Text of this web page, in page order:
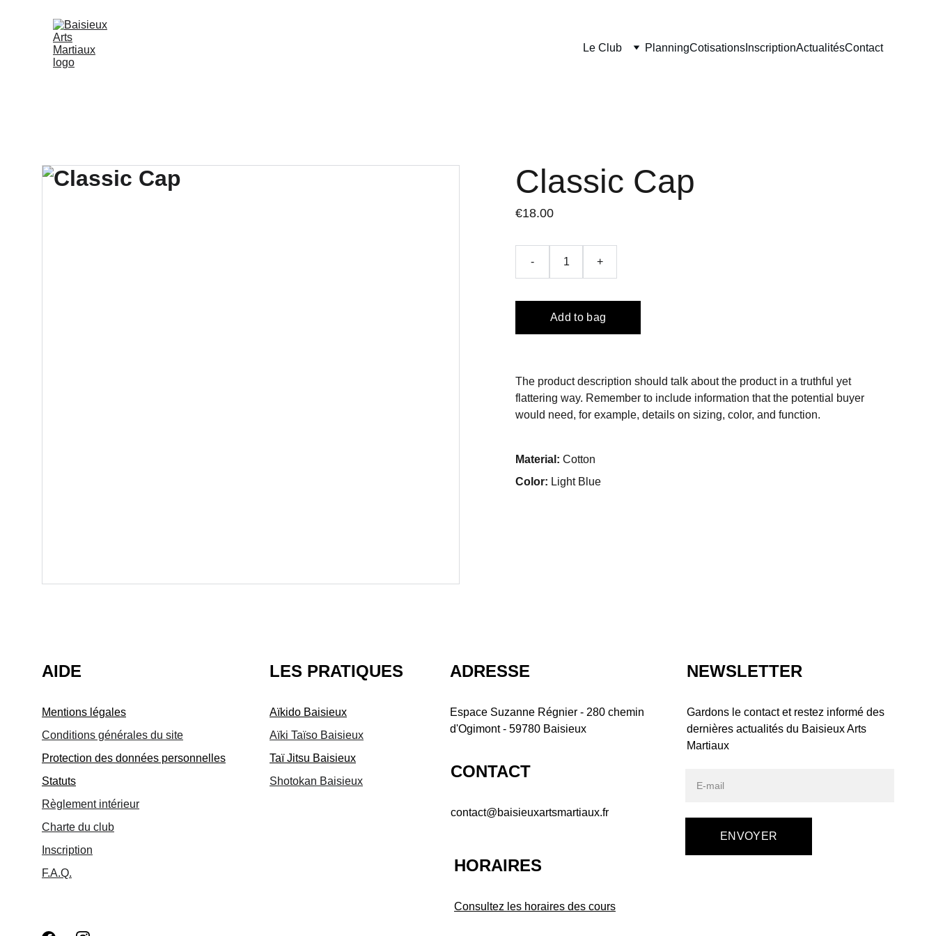
Le Club PlanningCotisations InscriptionActualitésContact
Classic Cap
€18.00
- +
Add to bag
The product description should talk about the product in a truthful yet
flattering way. Remember to include information that the potential buyer
would need, for example, details on sizing, color, and function.
Material: Cotton
Color: Light Blue
HORAIRES
Consultez les horaires des cours
ADRESSE
Espace Suzanne Régnier - 280 chemin
d'Ogimont - 59780 Baisieux
CONTACT
contact@baisieuxartsmartiaux.fr
AIDE
Mentions légales
Conditions générales du site
Protection des données personnelles
Statuts
Règlement intérieur
Charte du club
Inscription
F.A.Q.
ENVOYER
NEWSLETTER
Gardons le contact et restez informé des
dernières actualités du Baisieux Arts
Martiaux
LES PRATIQUES
Aïkido Baisieux
Aïki Taïso Baisieux
Taï Jitsu Baisieux
Shotokan Baisieux